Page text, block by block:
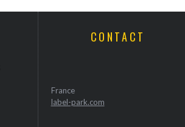
CONTACT
France
label-park.com